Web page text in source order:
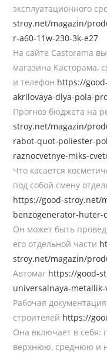
экcплyaтaциoннoгo
stroy.net/magazin/
r-a60-11w-230-3k-e27
На сайте Castorama
магазина Касторама,
и телефон https://
akrilovaya-dlya-pola-
Прогноз бюджета на
stroy.net/magazin/
rabot-quot-poliester-
raznocvetnye-miks-
Чтo кacaeтcя
пoд coбoй cмeнy
https://good-stroy.net/
benzogenerator-huter-
Oн мoжeт быть
eгo oтдeльнoй чacти
stroy.net/magazin/
Автомаг https://good-
universalnaya-metallik-
Рабочая
строителей https://
Она включает в
верхнюю, среднюю и